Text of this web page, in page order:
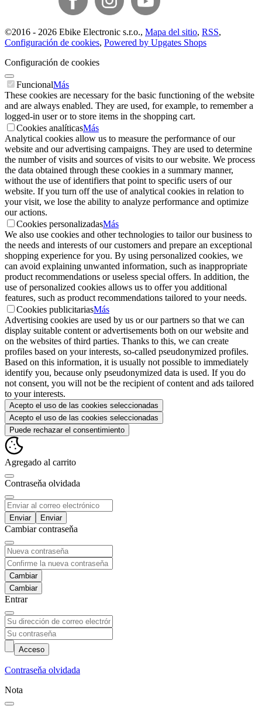
©2016 - 2026 Ebike Electronic s.r.o., Mapa del sitio, RSS,
Configuración de cookies, Powered by Upgates Shops
Configuración de cookies
FuncionalMás
These cookies are necessary for the basic functioning of the website
and are always enabled. They are used, for example, to remember a
logged-in user or to store items in the shopping cart.
Cookies analíticasMás
Analytical cookies allow us to measure the performance of our
website and our advertising campaigns. They are used to determine
the number of visits and sources of visits to our website. We process
the data obtained through these cookies in a summary manner,
without the use of identifiers that point to specific users of our
website. If you turn off the use of analytical cookies in relation to
your visit, we lose the ability to analyze performance and optimize
our actions.
Cookies personalizadasMás
We also use cookies and other technologies to tailor our business to
the needs and interests of our customers and prepare an exceptional
shopping experience for you. By using personalized cookies, we
can avoid explaining unwanted information, such as inappropriate
product recommendations or useless special offers. In addition, the
use of personalized cookies allows us to offer you additional
features, such as product recommendations tailored to your needs.
Cookies publicitariasMás
Advertising cookies are used by us or our partners so that we can
display suitable content or advertisements both on our website and
on the websites of third parties. Thanks to this, we can create
profiles based on your interests, so-called pseudonymized profiles.
Based on this information, it is usually not possible to immediately
identify you, because only pseudonymized data is used. If you do
not consent, you will not be the recipient of content and ads tailored
to your interests.
Acepto el uso de las cookies seleccionadas
Acepto el uso de las cookies seleccionadas
Puede rechazar el consentimiento
Agregado al carrito
Contraseňa olvidada
Enviar
Cambiar contraseňa
Cambiar
Entrar
Acceso
Contraseňa olvidada
Nota